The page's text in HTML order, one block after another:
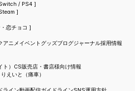
/ PS4 ]
]
恋チョコ ]
アニメ イベント グッズブログジャーナル採用情報
） CS販売店・書店様向け情報
えいと（痛車）